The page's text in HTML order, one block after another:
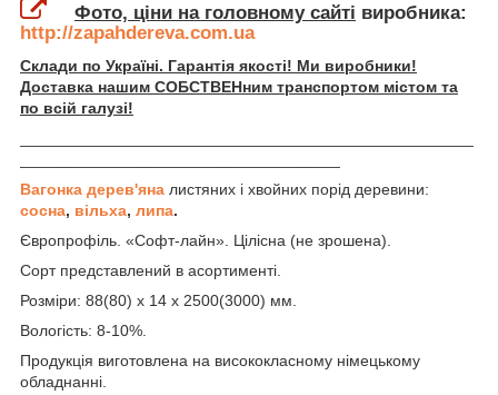
Фото, ціни на головному сайті виробника:
http://zapahdereva.com.ua
Склади по Україні. Гарантія якості! Ми виробники!
Доставка нашим СОБСТВЕНним транспортом містом та
по всій галузі!
Вагонка дерев'яна листяних і хвойних порід деревини:
сосна, вільха, липа.
Європрофіль. «Софт-лайн». Цілісна (не зрошена).
Сорт представлений в асортименті.
Розміри: 88(80) х 14 х 2500(3000) мм.
Вологість: 8-10%.
Продукція виготовлена на висококласному німецькому
обладнанні.